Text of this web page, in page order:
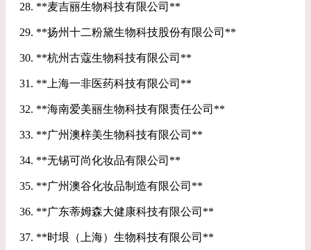
28. **麦吉丽生物科技有限公司**
29. **扬州十二粉黛生物科技股份有限公司**
30. **杭州古蔻生物科技有限公司**
31. **上海一非医药科技有限公司**
32. **海南爱美丽生物科技有限责任公司**
33. **广州澳梓美生物科技有限公司**
34. **无锡可尚化妆品有限公司**
35. **广州澳谷化妆品制造有限公司**
36. **广东蒂姆森大健康科技有限公司**
37. **时垠（上海）生物科技有限公司**